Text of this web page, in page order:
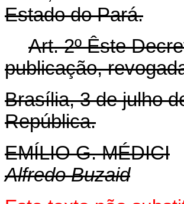
Estado do Pará.
Art. 2º Êste
publicação,
Brasília, 3 de julho
República.
EMÍLIO G. MÉDICI
Alfredo Buzaid